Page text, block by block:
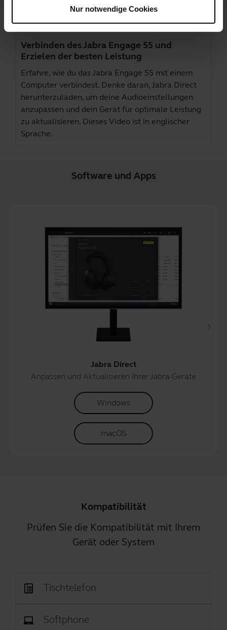
Nur notwendige Cookies
Verbinden des Jabra Engage 55 und
Erzielen der besten Leistung
Erfahre, wie du das Jabra Engage 55 mit einem
Computer verbindest. Denke daran,Jabra Direct
herunterzuladen, um deine Audioeinstellungen
anzupassen und dein Gerät für optimale Leistung
zu aktualisieren. Dieses Video ist in englischer
Sprache.
Software und Apps
Jabra Direct
Anpassen und Aktualisieren Ihrer Jabra-Geräte
Windows
macOS
Kompatibilität
Prüfen Sie die Kompatibilität mit Ihrem
Gerät oder System
Tischtelefon
Softphone